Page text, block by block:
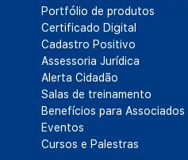
Portfólio de produtos
Certificado Digital
Cadastro Positivo
Assessoria Jurídica
Alerta Cidadão
Salas de treinamento
Benefícios para Associados
Eventos
Cursos e Palestras